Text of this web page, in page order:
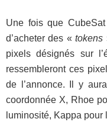
Une fois que
d’acheter des «tokens
pixels désignés sur
ressembleront ces
de l’annonce. Il y
coordonnée X, Rhoe
luminosité, Kappa